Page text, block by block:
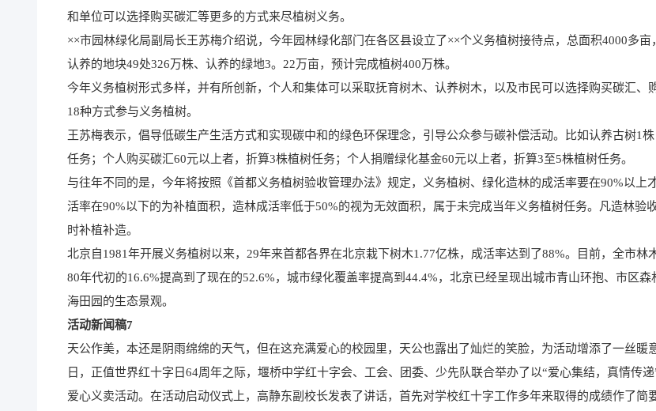
和单位可以选择购买碳汇等更多的方式来尽植树义务。
××市园林绿化局副局长王苏梅介绍说，今年园林绿化部门在各区县设立了××个义务植树接待点，总面积4000多亩
认养的地块49处326万株、认养的绿地3。22万亩，预计完成植树400万株。
今年义务植树形式多样，并有所创新，个人和集体可以采取抚育树木、认养树木，以及市民可以选择购买碳汇、
18种方式参与义务植树。
王苏梅表示，倡导低碳生产生活方式和实现碳中和的绿色环保理念，引导公众参与碳补偿活动。比如认养古树1
任务；个人购买碳汇60元以上者，折算3株植树任务；个人捐赠绿化基金60元以上者，折算3至5株植树任务。
与往年不同的是，今年将按照《首都义务植树验收管理办法》规定，义务植树、绿化造林的成活率要在90%以上
活率在90%以下的为补植面积，造林成活率低于50%的视为无效面积，属于未完成当年义务植树任务。凡造林验
时补植补造。
北京自1981年开展义务植树以来，29年来首都各界在北京栽下树木1.77亿株，成活率达到了88%。目前，全市林
80年代初的16.6%提高到了现在的52.6%，城市绿化覆盖率提高到44.4%，北京已经呈现出城市青山环抱、市区森
海田园的生态景观。
活动新闻稿7
天公作美，本还是阴雨绵绵的天气，但在这充满爱心的校园里，天公也露出了灿烂的笑脸，为活动增添了一丝暖
日，正值世界红十字日64周年之际，堰桥中学红十字会、工会、团委、少先队联合举办了以“爱心集结，真情传
爱心义卖活动。在活动启动仪式上，高静东副校长发表了讲话，首先对学校红十字工作多年来取得的成绩作了简